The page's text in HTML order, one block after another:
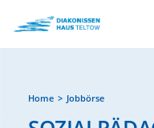
Home Jobbörse